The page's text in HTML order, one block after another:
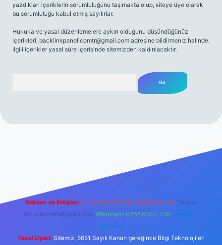
yazdıkları içeriklerin sorumluluğunu taşımakta olup, siteye üye olarak
bu sorumluluğu kabul etmiş sayılırlar.
Hukuka ve yasal düzenlemelere aykırı olduğunu düşündüğünüz
içerikleri, backlinkpanelicomtr@gmail.com adresine bildirmeniz halinde,
ilgili içerikler yasal süre içerisinde sitemizden kaldırılacaktır.
Reklam ve İletişim: E-mail: backlinkpaneli@gmail.com Teams:
forumhizmeti@gmail.com Whatsapp: 0262 606 0 726 Telegram:
@karabul
Yasal Uyarı: Sitemiz, 5651 Sayılı Kanun gereğince Bilgi Teknolojileri